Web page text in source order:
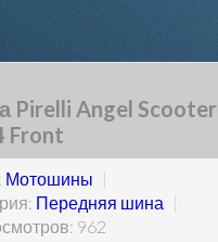
Pirelli Angel Scooter
Front
Мотошины |
Передняя шина |
962